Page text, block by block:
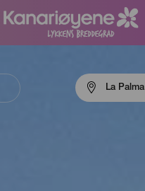
navigation
La Palma